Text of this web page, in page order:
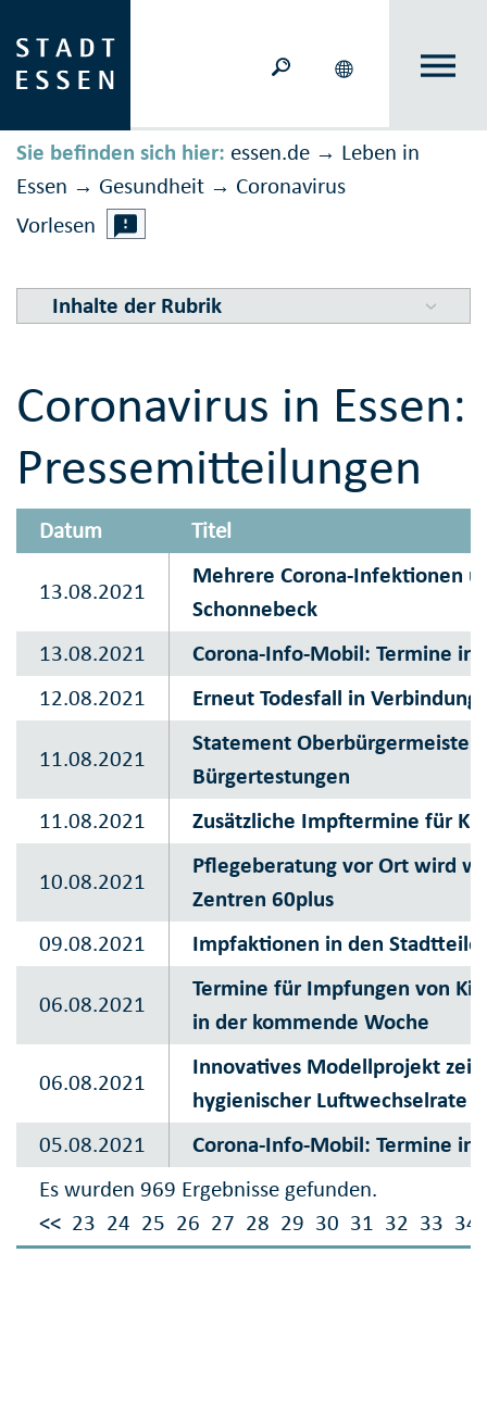
Sie befinden sich hier: essen.de → Leben in
Essen → Gesundheit → Corona­virus
Vorlesen
Inhalte der Rubrik
Coronavirus in Essen:
Pressemitteilungen
Datum Titel
Es wurden 969 Ergebnisse gefunden.
<< 23 24 25 26 27 28 29 30 31 32 33 34
13.08.2021
Mehrere Corona-Infektionen
Schonnebeck
13.08.2021
Corona-Info-Mobil: Termine in
12.08.2021
Erneut Todesfall in
11.08.2021
Statement Oberbürgermeister
Bürgertestungen
11.08.2021
Zusätzliche Impftermine für
10.08.2021
Pflegeberatung vor Ort wird
Zentren 60plus
09.08.2021
Impfaktionen in den
06.08.2021
Termine für Impfungen von
in der kommende Woche
06.08.2021
Innovatives Modellprojekt
hygienischer Luftwechselrate
05.08.2021
Corona-Info-Mobil: Termine in